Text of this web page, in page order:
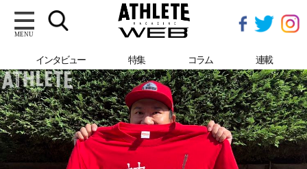
MENU
インタビュー 特集 コラム 連載